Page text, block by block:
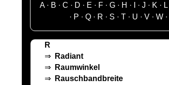
A· B · C · D · E · F· G· H · · J · K · L
· P ·Q · R · S ·T · U ·V ·W
R
⇒
Radiant
⇒
Raumwinkel
⇒
Rauschbandbreite